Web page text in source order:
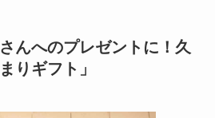
んへのプレゼントに！久
りギフト」